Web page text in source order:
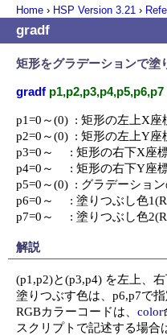
Home › HSP Version 3.21 ›
gradf
矩形をグラデーションで塗
gradf p1,p2,p3,p4,p5,p6,p7
p1=0～(0)  : 矩形の左上X座
p2=0～(0)  : 矩形の左上Y座
p3=0～     : 矩形の右下X座
p4=0～     : 矩形の右下Y座
p5=0～(0)  : グラデーショ
p6=0～     : 塗りつぶし色
p7=0～     : 塗りつぶし色
解説
(p1,p2)と(p3,p4) を左上、
塗りつぶす色は、p6,p7で
RGBカラーコードは、 color
スクリプトで記述する場合